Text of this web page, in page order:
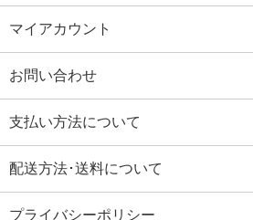
マイアカウント
お問い合わせ
支払い方法について
配送方法･送料について
プライバシーポリシー